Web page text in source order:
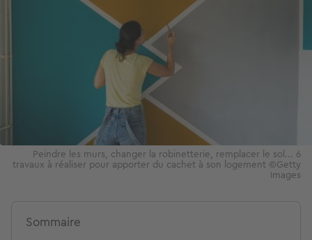
Peindre les murs, changer la robinetterie, remplacer le sol... 6
travaux à réaliser pour apporter du cachet à son logement ©Getty
Images
Sommaire